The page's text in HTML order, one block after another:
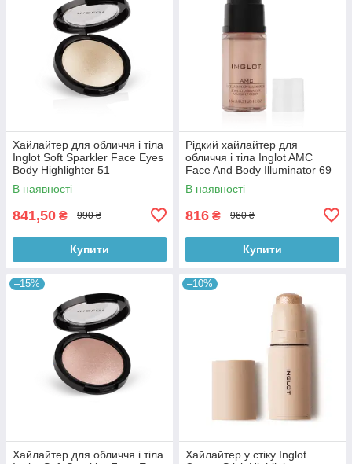
Хайлайтер для обличчя і тіла
Inglot Soft Sparkler Face Eyes
Body Highlighter 51
В наявності
841,50 ₴ 990 ₴
Купити
Рідкий хайлайтер для
обличчя і тіла Inglot AMC
Face And Body Illuminator 69
В наявності
816 ₴ 960 ₴
Купити
–15%
Хайлайтер для обличчя і тіла
–10%
Хайлайтер у стіку Inglot